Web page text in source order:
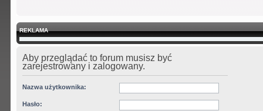
REKLAMA
Aby przeglądać to forum musisz być
zarejestrowany i zalogowany.
Nazwa użytkownika:
Hasło: